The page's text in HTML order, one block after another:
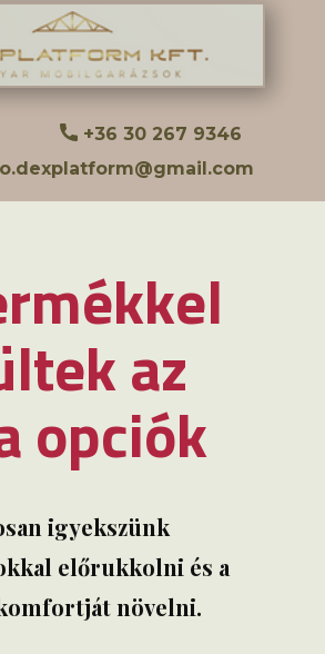
+36 30 267 9346
az
opciók
igyekszünk
előrukkolni és a
növelni.